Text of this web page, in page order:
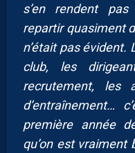
s’en rendent pas
repartir quasiment
n’était pas évident.
club, les
recrutement, les
d’entraînement…
première année
qu’on est vraiment